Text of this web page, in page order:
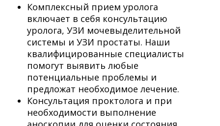
Комплексный прием уролога
включает в себя консультацию
уролога, УЗИ мочевыделительной
системы и УЗИ простаты. Наши
квалифицированные специалисты
помогут выявить любые
потенциальные проблемы и
предложат необходимое лечение.
Консультация проктолога и при
необходимости выполнение